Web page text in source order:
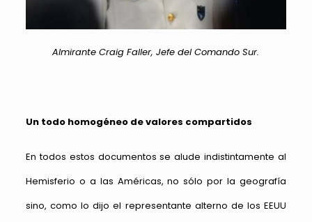
Almirante Craig Faller, Jefe del Comando Sur.
Un todo homogéneo de valores compartidos
En todos estos documentos se alude indistintamente al
Hemisferio o a las Américas, no sólo por la geografía
sino, como lo dijo el representante alterno de los EEUU